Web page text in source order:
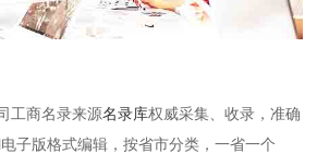
工商名录来源名录库权威采集、收录，准确
子版格式编辑，按省市分类，一省一个